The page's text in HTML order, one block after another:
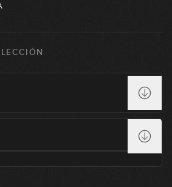
#20: Slap Groove con doble pulgar
#22: Groove con Notas mudas en Fm